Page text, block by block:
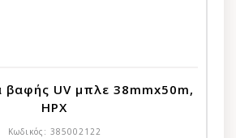
βαφής UV μπλε 38mmx50m,
HPX
Κωδικός: 385002122